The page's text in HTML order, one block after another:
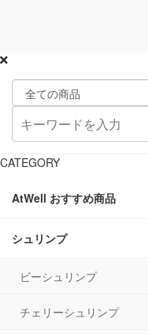
CATEGORY
AtWell おすすめ商品
シュリンプ
ビーシュリンプ
チェリーシュリンプ